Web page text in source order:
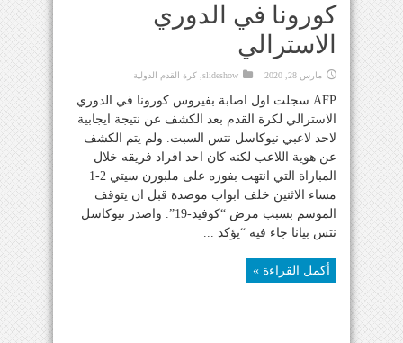
كورونا في الدوري
الاسترالي
مارس 28, 2020 slideshow كرة القدم الدولية
AFP سجلت اول اصابة بفيروس كورونا في الدوري
الاسترالي لكرة القدم بعد الكشف عن نتيجة ايجابية
لاحد لاعبي نيوكاسل نتس السبت. ولم يتم الكشف
عن هوية اللاعب لكنه كان احد افراد فريقه خلال
المباراة التي انتهت بفوزه على ملبورن سيتي 2-1
مساء الاثنين خلف ابواب موصدة قبل ان يتوقف
الموسم بسبب مرض “كوفيد-19”. واصدر نيوكاسل
نتس بيانا جاء فيه “يؤكد ...
أكمل القراءة »